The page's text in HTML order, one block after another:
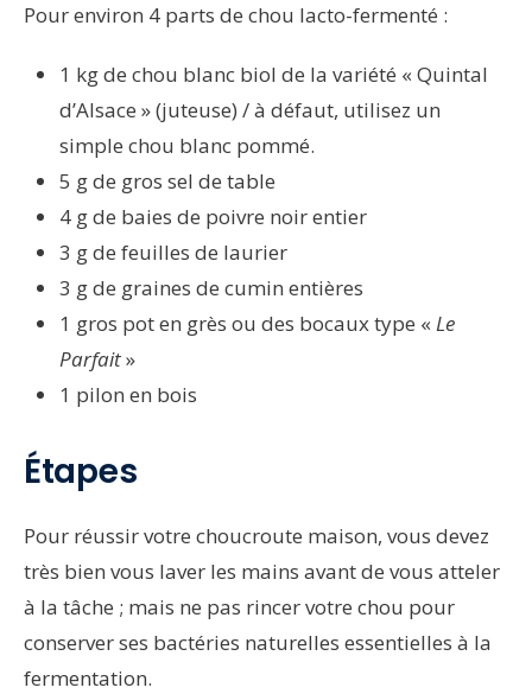
Pour environ 4 parts de chou lacto-fermenté :
1 kg de chou blanc biol de la variété « Quintal
d’Alsace » (juteuse) / à défaut, utilisez un
simple chou blanc pommé.
5 g de gros sel de table
4 g de baies de poivre noir entier
3 g de feuilles de laurier
3 g de graines de cumin entières
1 gros pot en grès ou des bocaux type « Le
Parfait»
1 pilon en bois
Étapes
Pour réussir votre choucroute maison, vous devez
très bien vous laver les mains avant de vous atteler
à la tâche ; mais ne pas rincer votre chou pour
conserver ses bactéries naturelles essentielles à la
fermentation.